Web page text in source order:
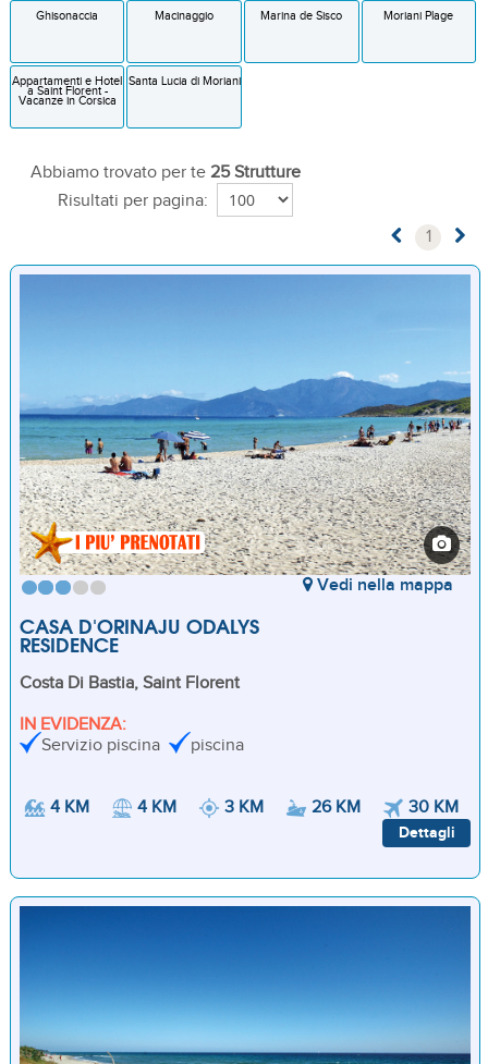
Ghisonaccia Macinaggio Marina de Sisco Moriani Plage
Appartamenti e Hotel
a Saint Florent -
Vacanze in Corsica
Santa Lucia di Moriani
Abbiamo trovato per te 25 Strutture
Risultati per pagina:
1
CASA D'ORINAJU ODALYS
RESIDENCE
Vedi nella mappa
Costa Di Bastia, Saint Florent
IN EVIDENZA:
Servizio piscina
piscina
4 KM 4 KM 3 KM 26 KM 30 KM
Dettagli